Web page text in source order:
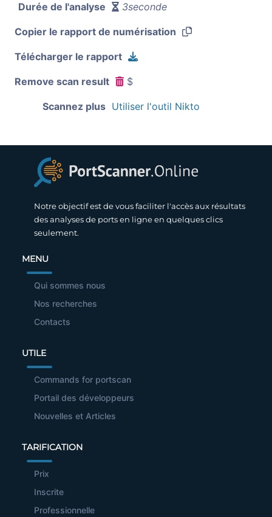
Durée de l'analyse 3seconde
Copier le rapport de numérisation
Télécharger le rapport
Remove scan result $
Scannez plus Utiliser l'outil Nikto
Notre objectif est de vous faciliter l'accès aux résultats
des analyses de ports en ligne en quelques clics
seulement.
MENU
Qui sommes nous
Nos recherches
Contacts
UTILE
Commands for portscan
Portail des développeurs
Nouvelles et Articles
TARIFICATION
Prix
Inscrite
Professionnelle